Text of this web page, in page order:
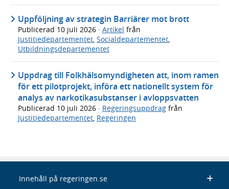
Uppföljning av strategin Barriärer mot brott
Publicerad 10 juli 2026 · Artikel från
Justitiedepartementet Socialdepartementet
Utbildningsdepartementet
Uppdrag till Folkhälsomyndigheten att, inom ramen
för ett pilotprojekt, införa ett nationellt system för
analys av narkotikasubstanser i avloppsvatten
Publicerad 10 juli 2026 · Regeringsuppdrag från
Justitiedepartementet, Regeringen
Innehåll på regeringen.se